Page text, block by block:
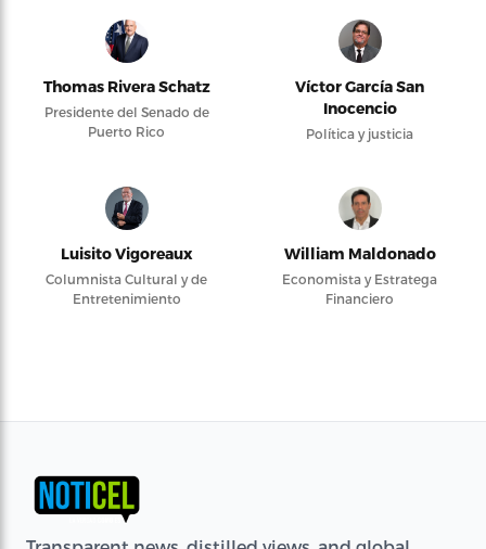
Thomas Rivera Schatz
Presidente del Senado de
Puerto Rico
Víctor García San
Inocencio
Política y justicia
Luisito Vigoreaux
Columnista Cultural y de
Entretenimiento
William Maldonado
Economista y Estratega
Financiero